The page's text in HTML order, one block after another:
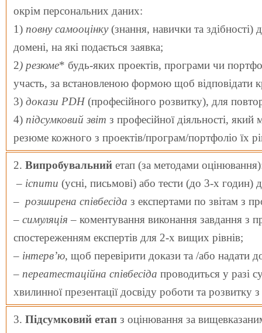
окрім персональних даних:
1) повну самооцінку(знання, навички та здібності)
домені, на які подається заявка;
2) резюме* будь-яких проектів, програми чи
участь, за встановленою формою щоб відповідати
3) докази PDH(професійного розвитку), для
4) підсумковий звіт з професійної діяльності, який
резюме кожного з проектів/програм/портфоліо їх
2. Випробувальний етап (за методами
– іспити (усні, письмові) або тести (до 3-х годин)
– розширена співбесіда з експертами по звітам з
– симуляція – коментування виконання завдання з
спостереженням експертів для 2-х вищих рівнів;
– інтерв’ю, щоб перевірити докази та /або надати
– переатестаційна співбесіда проводиться у разі
хвилинної презентації досвіду роботи та розвитку
3. Підсумковий етап з оцінювання за